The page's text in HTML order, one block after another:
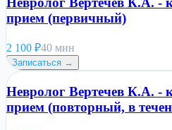
прием (первичный)
2 100 ₽40 мин
Записаться →
Невролог Вертечев К.А. -
прием (повторный, в